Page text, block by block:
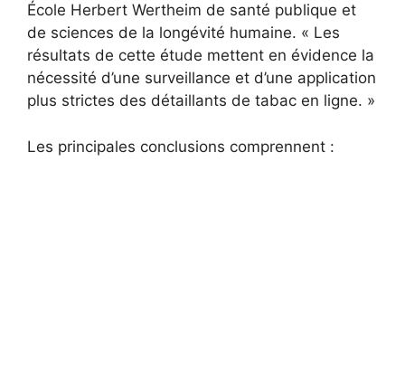
École Herbert Wertheim de santé publique et
de sciences de la longévité humaine. « Les
résultats de cette étude mettent en évidence la
nécessité d’une surveillance et d’une application
plus strictes des détaillants de tabac en ligne. »
Les principales conclusions comprennent :